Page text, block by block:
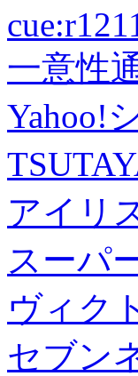
一意性
Yahoo!
アイリ
スーパ
ヴィク
セブン